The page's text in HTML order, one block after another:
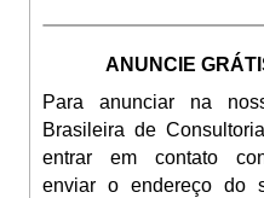
ANUNCIE
Para anunciar na
Brasileira de
entrar em contato
enviar o endereço do